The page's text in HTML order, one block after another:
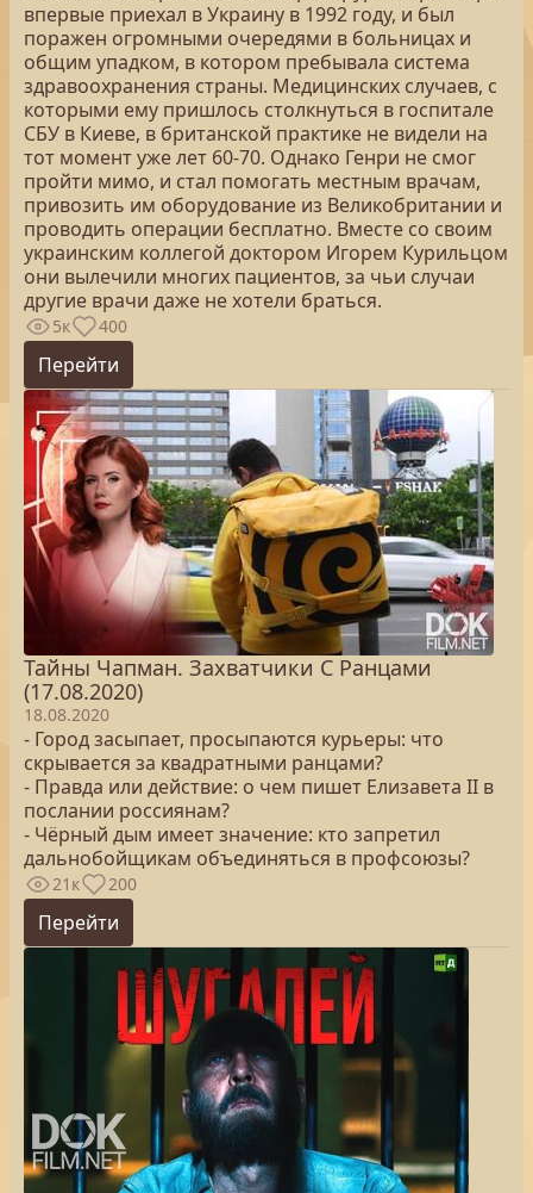
впервые приехал в Украину в 1992 году, и был
поражен огромными очередями в больницах и
общим упадком, в котором пребывала система
здравоохранения страны. Медицинских случаев, с
которыми ему пришлось столкнуться в госпитале
СБУ в Киеве, в британской практике не видели на
тот момент уже лет 60-70. Однако Генри не смог
пройти мимо, и стал помогать местным врачам,
привозить им оборудование из Великобритании и
проводить операции бесплатно. Вместе со своим
украинским коллегой доктором Игорем Курильцом
они вылечили многих пациентов, за чьи случаи
другие врачи даже не хотели браться.
5к 400
Перейти
Тайны Чапман. Захватчики С Ранцами
(17.08.2020)
18.08.2020
- Город засыпает, просыпаются курьеры: что
скрывается за квадратными ранцами?
- Правда или действие: о чем пишет Елизавета II в
послании россиянам?
- Чёрный дым имеет значение: кто запретил
дальнобойщикам объединяться в профсоюзы?
21к 200
Перейти